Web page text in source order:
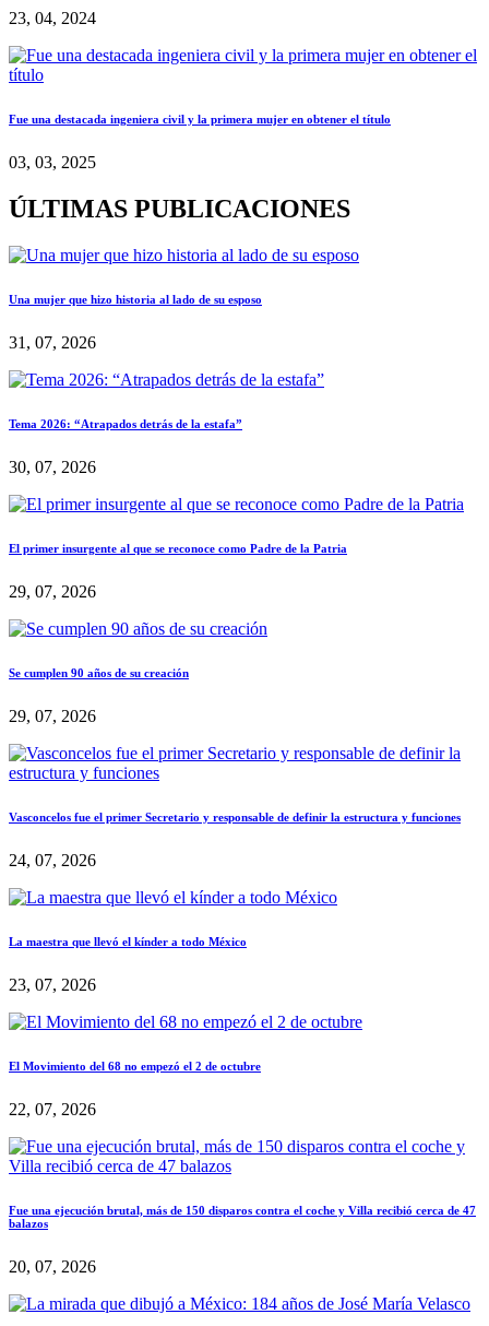
23, 04, 2024
Fue una destacada ingeniera civil y la primera mujer en obtener el título
03, 03, 2025
ÚLTIMAS PUBLICACIONES
Una mujer que hizo historia al lado de su esposo
31, 07, 2026
Tema 2026: “Atrapados detrás de la estafa”
30, 07, 2026
El primer insurgente al que se reconoce como Padre de la Patria
29, 07, 2026
Se cumplen 90 años de su creación
29, 07, 2026
Vasconcelos fue el primer Secretario y responsable de definir la estructura y funciones
24, 07, 2026
La maestra que llevó el kínder a todo México
23, 07, 2026
El Movimiento del 68 no empezó el 2 de octubre
22, 07, 2026
Fue una ejecución brutal, más de 150 disparos contra el coche y Villa recibió cerca de 47
balazos
20, 07, 2026